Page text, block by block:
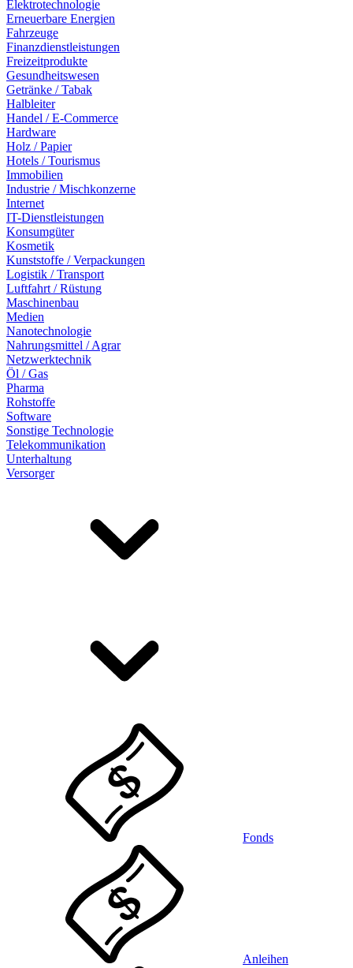
Elektrotechnologie
Erneuerbare Energien
Fahrzeuge
Finanzdienstleistungen
Freizeitprodukte
Gesundheitswesen
Getränke / Tabak
Halbleiter
Handel / E-Commerce
Hardware
Holz / Papier
Hotels / Tourismus
Immobilien
Industrie / Mischkonzerne
Internet
IT-Dienstleistungen
Konsumgüter
Kosmetik
Kunststoffe / Verpackungen
Logistik / Transport
Luftfahrt / Rüstung
Maschinenbau
Medien
Nanotechnologie
Nahrungsmittel / Agrar
Netzwerktechnik
Öl / Gas
Pharma
Rohstoffe
Software
Sonstige Technologie
Telekommunikation
Unterhaltung
Versorger
Fonds
Anleihen